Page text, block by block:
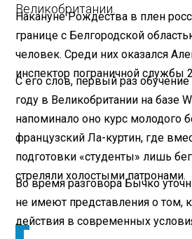
Великобритании.
Накануне Рождества в плен
границе с Белгородской
человек. Среди них оказался
инспектор пограничной службы
С его слов, первый раз
году в Великобритании на базе
напоминало оно курс молодого
французский Ла-куртин, где
подготовки «студенты» лишь
стреляли холостыми патронами.
Во время разговора Бычко
не имеют представления о том,
действия в современных